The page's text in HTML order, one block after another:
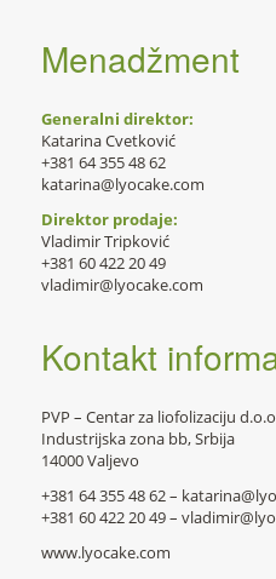
Menadžment
Generalni direktor:
Katarina Cvetković
+381 64 355 48 62
katarina@lyocake.com
Direktor prodaje:
Vladimir Tripković
+381 60 422 20 49
vladimir@lyocake.com
Kontakt
PVP – Centar za liofolizaciju
Industrijska zona bb, Srbija
14000 Valjevo
+381 64 355 48 62 –
+381 60 422 20 49 –
www.lyocake.com